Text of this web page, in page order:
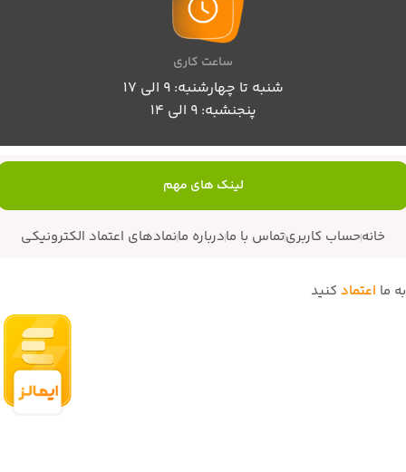
ساعت کاری
شنبه تا چهارشنبه: 9 الی 17
پنجنشبه: 9 الی 14
لینک های مهم
خانهحساب کاربریتماس با مادرباره مانمادهای اعتماد الکترونیکی
به ما اعتماد کنید